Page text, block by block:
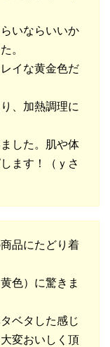
いならいいか
。
イな黄金色だ
、加熱調理に
した。肌や体
ます！（ｙさ
品にたどり着
色）に驚きま
ベタした感じ
変おいしく頂